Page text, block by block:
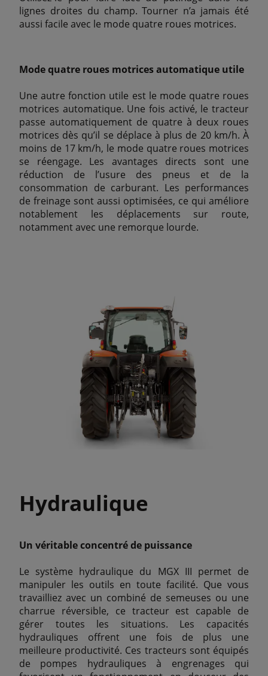
lignes droites du champ. Tourner n’a jamais été
aussi facile avec le mode quatre roues motrices.
Mode quatre roues motrices automatique utile
Une autre fonction utile est le mode quatre roues
motrices automatique. Une fois activé, le tracteur
passe automatiquement de quatre à deux roues
motrices dès qu’il se déplace à plus de 20 km/h. À
moins de 17 km/h, le mode quatre roues motrices
se réengage. Les avantages directs sont une
réduction de l’usure des pneus et de la
consommation de carburant. Les performances
de freinage sont aussi optimisées, ce qui améliore
notablement les déplacements sur route,
notamment avec une remorque lourde.
Hydraulique
Un véritable concentré de puissance
Le système hydraulique du MGX III permet de
manipuler les outils en toute facilité. Que vous
travailliez avec un combiné de semeuses ou une
charrue réversible, ce tracteur est capable de
gérer toutes les situations. Les capacités
hydrauliques offrent une fois de plus une
meilleure productivité. Ces tracteurs sont équipés
de pompes hydrauliques à engrenages qui